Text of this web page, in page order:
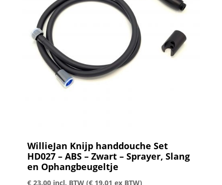
WillieJan Knijp handdouche Set
HD027 – ABS – Zwart – Sprayer, Slang
en Ophangbeugeltje
€23.00 incl. BTW (€19.01 ex BTW)